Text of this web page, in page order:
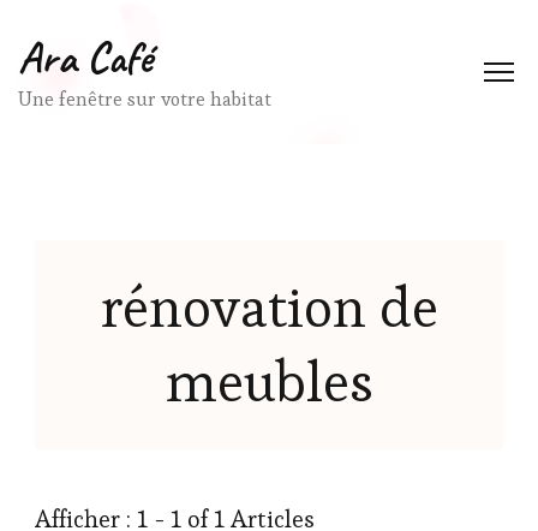
Ara Café
Une fenêtre sur votre habitat
rénovation de
meubles
Afficher : 1 - 1 of 1 Articles